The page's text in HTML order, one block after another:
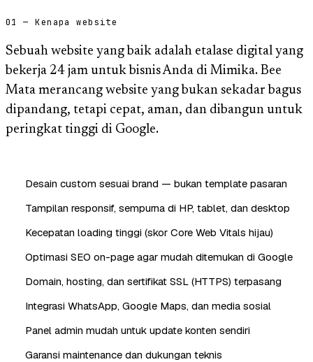
01 — Kenapa website
Sebuah website yang baik adalah etalase digital yang
bekerja 24 jam untuk bisnis Anda di Mimika. Bee
Mata merancang website yang bukan sekadar bagus
dipandang, tetapi cepat, aman, dan dibangun untuk
peringkat tinggi di Google.
Desain custom sesuai brand — bukan template pasaran
Tampilan responsif, sempurna di HP, tablet, dan desktop
Kecepatan loading tinggi (skor Core Web Vitals hijau)
Optimasi SEO on-page agar mudah ditemukan di Google
Domain, hosting, dan sertifikat SSL (HTTPS) terpasang
Integrasi WhatsApp, Google Maps, dan media sosial
Panel admin mudah untuk update konten sendiri
Garansi maintenance dan dukungan teknis